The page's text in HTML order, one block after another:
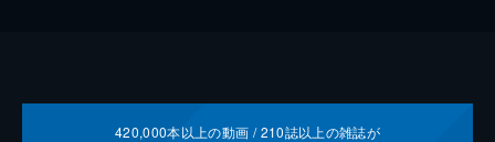
420,000本以上の動画 /210誌以上の雑誌が